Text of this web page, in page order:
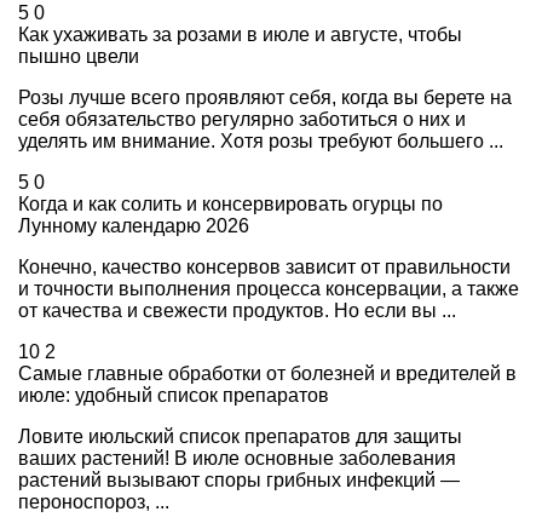
5 0
Как ухаживать за розами в июле и августе, чтобы
пышно цвели
Розы лучше всего проявляют себя, когда вы берете на
себя обязательство регулярно заботиться о них и
уделять им внимание. Хотя розы требуют большего ...
5 0
Когда и как солить и консервировать огурцы по
Лунному календарю 2026
Конечно, качество консервов зависит от правильности
и точности выполнения процесса консервации, а также
от качества и свежести продуктов. Но если вы ...
10 2
Самые главные обработки от болезней и вредителей в
июле: удобный список препаратов
Ловите июльский список препаратов для защиты
ваших растений! В июле основные заболевания
растений вызывают споры грибных инфекций —
пероноспороз, ...